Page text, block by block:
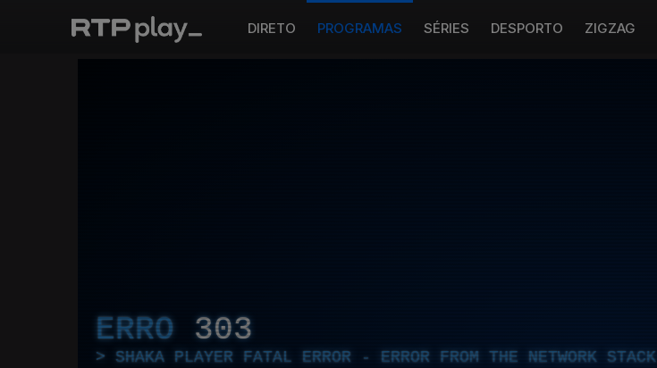
DIRETO PROGRAMAS SÉRIES DESPORTO ZIGZAG
ERRO 303
SHAKA PLAYER FATAL ERROR - ERROR FROM THE NETWORK STACK